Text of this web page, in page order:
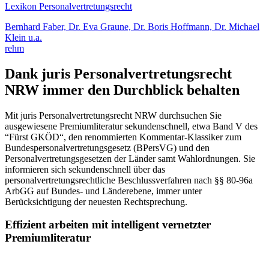
Lexikon Personalvertretungsrecht
Bernhard Faber, Dr. Eva Graune, Dr. Boris Hoffmann, Dr. Michael
Klein u.a.
rehm
Dank juris Personalvertretungsrecht
NRW immer den Durchblick behalten
Mit juris Personalvertretungsrecht NRW durchsuchen Sie
ausgewiesene Premiumliteratur sekundenschnell, etwa Band V des
“Fürst GKÖD“, den renommierten Kommentar-Klassiker zum
Bundespersonalvertretungsgesetz (BPersVG) und den
Personalvertretungsgesetzen der Länder samt Wahlordnungen. Sie
informieren sich sekundenschnell über das
personalvertretungsrechtliche Beschlussverfahren nach §§ 80-96a
ArbGG auf Bundes- und Länderebene, immer unter
Berücksichtigung der neuesten Rechtsprechung.
Effizient arbeiten mit intelligent vernetzter
Premiumliteratur